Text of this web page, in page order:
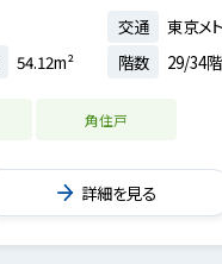
交通
東京メ
54.12m² 階数 29/34階
角住戸
詳細を見る